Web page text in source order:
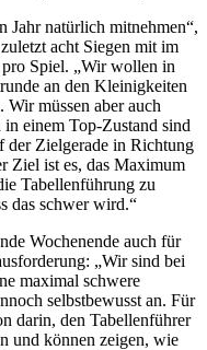
Jahr natürlich mitnehmen“,
acht Siegen mit im
pro Spiel. „Wir wollen in
an den Kleinigkeiten
müssen aber auch
in einem Top-Zustand sind
der Zielgerade in Richtung
Ziel ist es, das Maximum
Tabellenführung zu
das schwer wird.“
Wochenende auch für
„Wir sind bei
maximal schwere
selbstbewusst an. Für
darin, den Tabellenführer
und können zeigen, wie